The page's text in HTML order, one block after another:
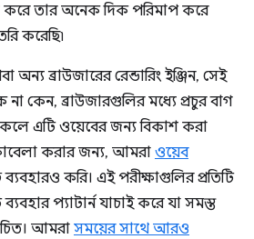
তার অনেক দিক পরিমাপ করে
করেছি৷
অন্য ব্রাউজারের রেন্ডারিং ইঞ্জিন, সেই
না কেন, ব্রাউজারগুলির মধ্যে প্রচুর বাগ
এটি ওয়েবের জন্য বিকাশ করা
করার জন্য, আমরা ওয়েব
ব্যবহারও করি। এই পরীক্ষাগুলির প্রতিটি
প্যাটার্ন যাচাই করে যা সমস্ত
আমরা সময়ের সাথে আরও